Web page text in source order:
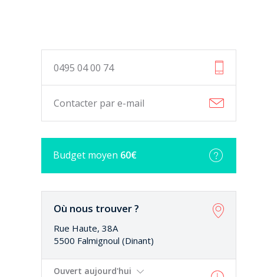
0495 04 00 74
Contacter par e-mail
Budget moyen 60€
Où nous trouver ?
Rue Haute, 38A
5500 Falmignoul (Dinant)
Ouvert aujourd'hui
agréable et cuisine ouverte . Nous avons